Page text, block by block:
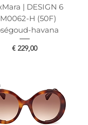
| DESIGN 6
H (50F)
havana
Prijs
€ 229,00